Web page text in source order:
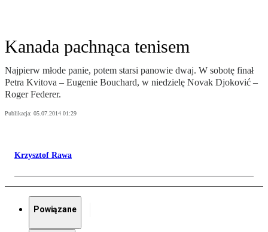
Kanada pachnąca tenisem
Najpierw młode panie, potem starsi panowie dwaj. W sobotę finał
Petra Kvitova – Eugenie Bouchard, w niedzielę Novak Djoković –
Roger Federer.
Publikacja: 05.07.2014 01:29
Krzysztof Rawa
Powiązane